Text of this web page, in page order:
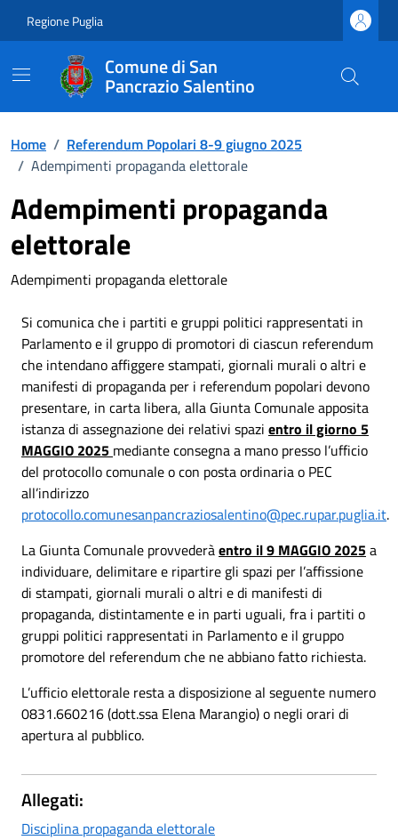
Regione Puglia
Comune di San
Pancrazio Salentino
Home / Referendum Popolari 8-9 giugno 2025
/ Adempimenti propaganda elettorale
Adempimenti propaganda
elettorale
Adempimenti propaganda elettorale
Si comunica che i partiti e gruppi politici rappresentati in
Parlamento e il gruppo di promotori di ciascun referendum
che intendano affiggere stampati, giornali murali o altri e
manifesti di propaganda per i referendum popolari devono
presentare, in carta libera, alla Giunta Comunale apposita
istanza di assegnazione dei relativi spazi entro il giorno 5
MAGGIO 2025 mediante consegna a mano presso l’ufficio
del protocollo comunale o con posta ordinaria o PEC
all’indirizzo
protocollo.comunesanpancraziosalentino@pec.rupar.puglia.it.
La Giunta Comunale provvederàentro il 9 MAGGIO 2025a
individuare, delimitare e ripartire gli spazi per l’affissione
di stampati, giornali murali o altri e di manifesti di
propaganda, distintamente e in parti uguali, fra i partiti o
gruppi politici rappresentati in Parlamento e il gruppo
promotore del referendum che ne abbiano fatto richiesta.
L’ufficio elettorale resta a disposizione al seguente numero
0831.660216 (dott.ssa Elena Marangio) o negli orari di
apertura al pubblico.
Allegati:
Disciplina propaganda elettorale